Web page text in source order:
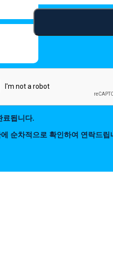
료됩니다.
순차적으로 확인하여 연락드립